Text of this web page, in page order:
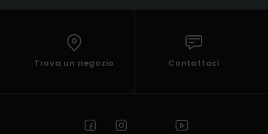
Trova un negozio Contattaci